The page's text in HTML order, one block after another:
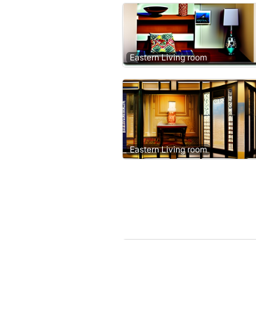
Eastern Living room
Eastern Living room